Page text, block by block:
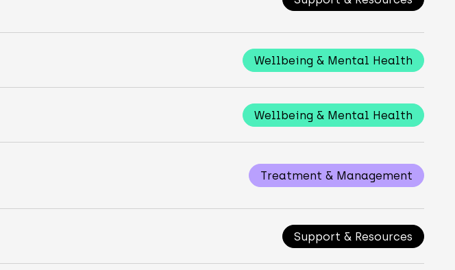
Wellbeing & Mental Health
Wellbeing & Mental Health
Treatment & Management
Support & Resources